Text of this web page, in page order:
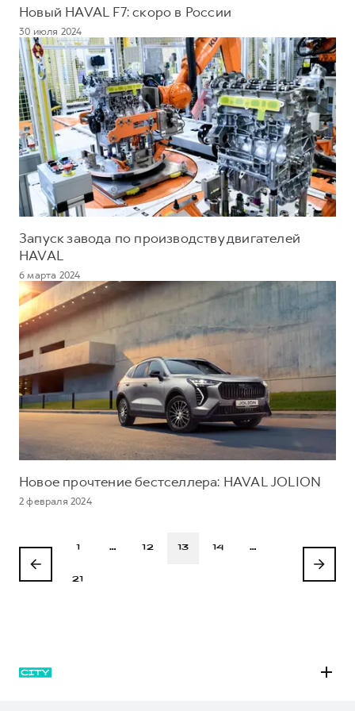
Новый HAVAL F7: скоро в России
30 июля 2024
Запуск завода по производству двигателей
HAVAL
6 марта 2024
Новое прочтение бестселлера: HAVAL JOLION
2 февраля 2024
1 … 12 13 14 …
21